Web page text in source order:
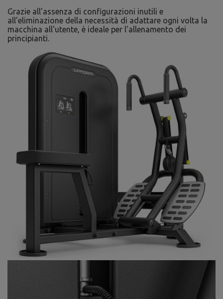
Grazie all'assenza di configurazioni inutili e
all'eliminazione della necessità di adattare ogni volta la
macchina all'utente, è ideale per l'allenamento dei
principianti.